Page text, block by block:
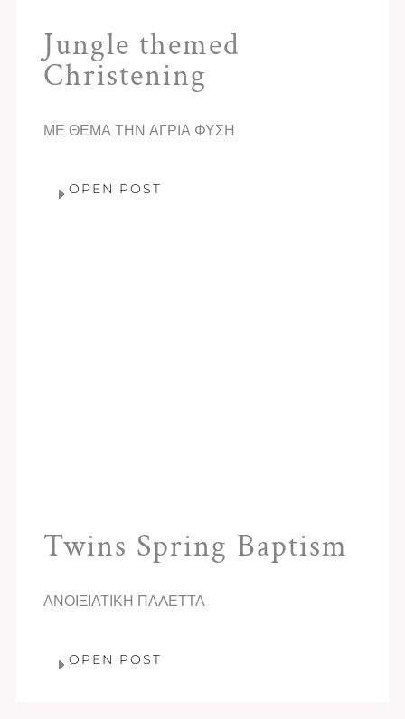
Jungle themed
Christening
ΜΕ ΘΕΜΑ ΤΗΝ ΑΓΡΙΑ ΦΥΣΗ
OPEN POST
Twins Spring Baptism
ΑΝΟΙΞΙΑΤΙΚΗ ΠΑΛΕΤΤΑ
OPEN POST